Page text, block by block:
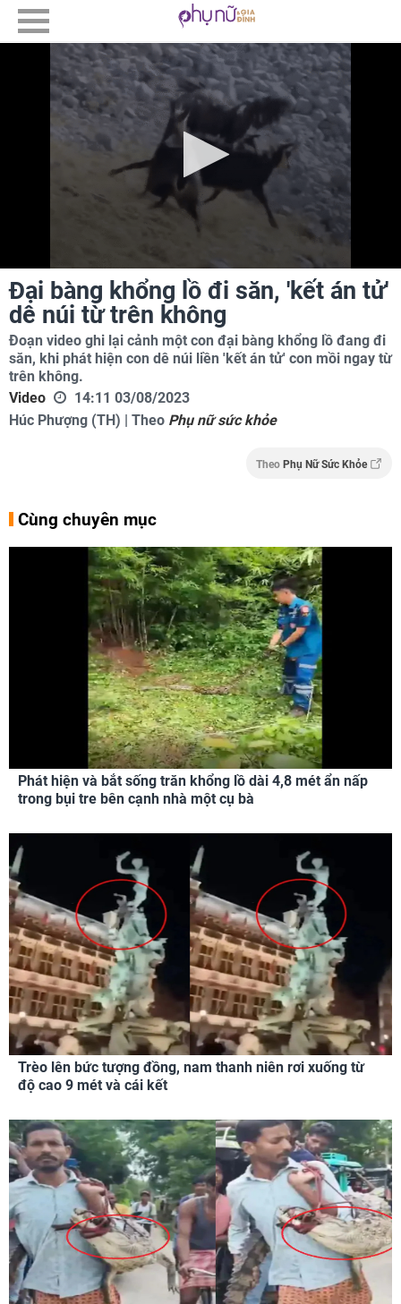
Đại bàng khổng lồ đi săn, 'kết án tử'
dê núi từ trên không
Đoạn video ghi lại cảnh một con đại bàng khổng lồ đang đi
săn, khi phát hiện con dê núi liền 'kết án tử' con mồi ngay từ
trên không.
Video
14:11 03/08/2023
Húc Phượng (TH) | Theo Phụ nữ sức khỏe
Theo Phụ Nữ Sức Khỏe
Cùng chuyên mục
Phát hiện và bắt sống trăn khổng lồ dài 4,8 mét ẩn nấp
trong bụi tre bên cạnh nhà một cụ bà
Trèo lên bức tượng đồng, nam thanh niên rơi xuống từ
độ cao 9 mét và cái kết